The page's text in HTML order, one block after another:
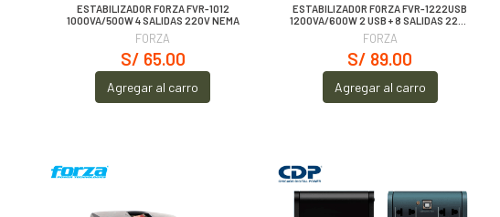
ESTABILIZADOR FORZA FVR-1012
1000VA/500W 4 SALIDAS 220V NEMA
FORZA
S/ 65.00
Agregar al carro
ESTABILIZADOR FORZA FVR-1222USB
1200VA/600W 2 USB + 8 SALIDAS 220V
NEMA
FORZA
S/ 89.00
Agregar al carro